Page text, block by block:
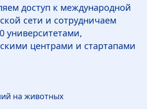
доступ к международной
сети и сотрудничаем
университетами,
центрами и стартапами
на животных